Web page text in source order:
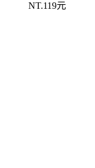
NT.119元